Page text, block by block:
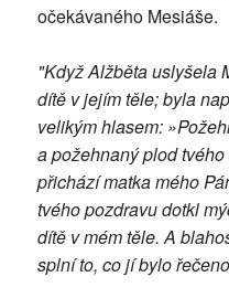
očekávaného Mesiáše.
"Když Alžběta uslyšela
dítě v jejím těle; byla
velikým hlasem:
a požehnaný plod
přichází matka mého
tvého pozdravu dotkl
dítě v mém těle. A
splní to, co jí bylo